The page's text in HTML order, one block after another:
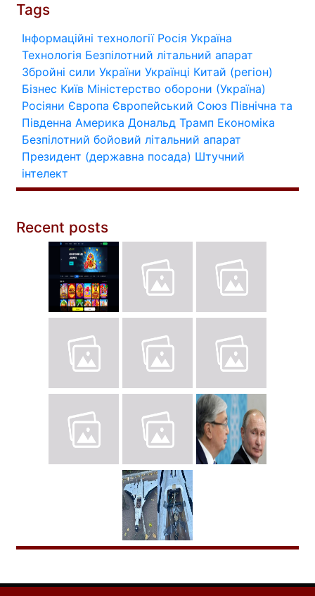
Tags
Інформаційні технології Росія Україна
Технологія Безпілотний літальний апарат
Збройні сили України Українці Китай (регіон)
Бізнес Київ Міністерство оборони (Україна)
Росіяни Європа Європейський Союз Північна та
Південна Америка Дональд Трамп Економіка
Безпілотний бойовий літальний апарат
Президент (державна посада) Штучний
інтелект
Recent posts